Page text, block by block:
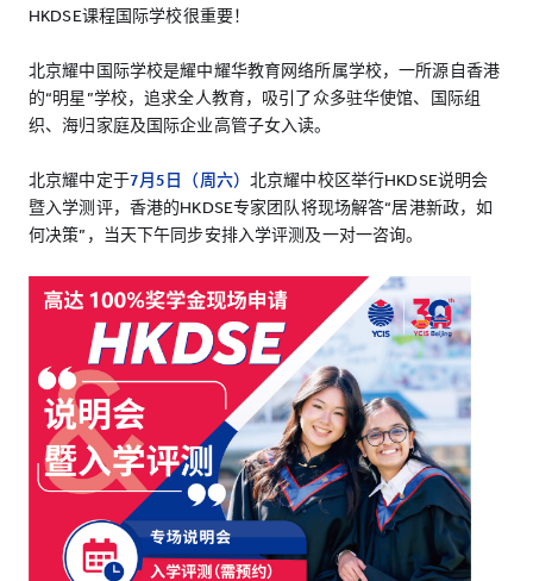
HKDSE课程国际学校很重要！
北京耀中国际学校是耀中耀华教育网络所属学校，一所源自香港
的“明星”学校，追求全人教育，吸引了众多驻华使馆、国际组
织、海归家庭及国际企业高管子女入读。
北京耀中定于7月5日（周六） 北京耀中校区举行HKDSE说明会
暨入学测评，香港的HKDSE专家团队将现场解答“居港新政，如
何决策”，当天下午同步安排入学评测及一对一咨询。